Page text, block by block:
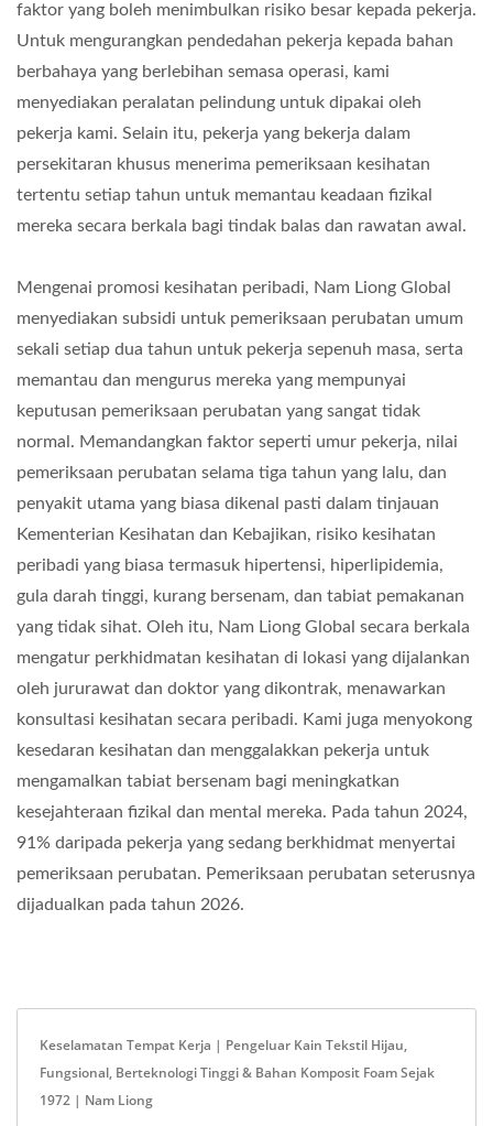
faktor yang boleh menimbulkan risiko besar kepada pekerja.
Untuk mengurangkan pendedahan pekerja kepada bahan
berbahaya yang berlebihan semasa operasi, kami
menyediakan peralatan pelindung untuk dipakai oleh
pekerja kami. Selain itu, pekerja yang bekerja dalam
persekitaran khusus menerima pemeriksaan kesihatan
tertentu setiap tahun untuk memantau keadaan fizikal
mereka secara berkala bagi tindak balas dan rawatan awal.
Mengenai promosi kesihatan peribadi, Nam Liong Global
menyediakan subsidi untuk pemeriksaan perubatan umum
sekali setiap dua tahun untuk pekerja sepenuh masa, serta
memantau dan mengurus mereka yang mempunyai
keputusan pemeriksaan perubatan yang sangat tidak
normal. Memandangkan faktor seperti umur pekerja, nilai
pemeriksaan perubatan selama tiga tahun yang lalu, dan
penyakit utama yang biasa dikenal pasti dalam tinjauan
Kementerian Kesihatan dan Kebajikan, risiko kesihatan
peribadi yang biasa termasuk hipertensi, hiperlipidemia,
gula darah tinggi, kurang bersenam, dan tabiat pemakanan
yang tidak sihat. Oleh itu, Nam Liong Global secara berkala
mengatur perkhidmatan kesihatan di lokasi yang dijalankan
oleh jururawat dan doktor yang dikontrak, menawarkan
konsultasi kesihatan secara peribadi. Kami juga menyokong
kesedaran kesihatan dan menggalakkan pekerja untuk
mengamalkan tabiat bersenam bagi meningkatkan
kesejahteraan fizikal dan mental mereka. Pada tahun 2024,
91% daripada pekerja yang sedang berkhidmat menyertai
pemeriksaan perubatan. Pemeriksaan perubatan seterusnya
dijadualkan pada tahun 2026.
Keselamatan Tempat Kerja | Pengeluar Kain Tekstil Hijau,
Fungsional, Berteknologi Tinggi & Bahan Komposit Foam Sejak
1972 | Nam Liong